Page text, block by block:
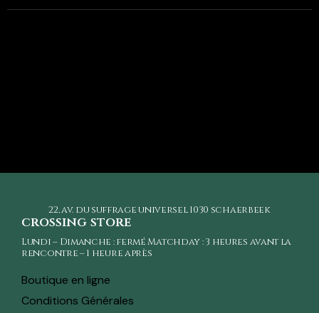
22, av. du suffrage universel1030 schaerbeek
crossing store
Lundi – Dimanche : fermé Matchday : 3 heures avant la
rencontre – 1 heure après
Boutique en ligne
Conditions Générales